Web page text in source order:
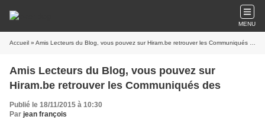
MENU
Accueil » Amis Lecteurs du Blog, vous pouvez sur Hiram.be retrouver les Communiqués des
Amis Lecteurs du Blog, vous pouvez sur
Hiram.be retrouver les Communiqués des
Publié le 18/11/2015 à 10:30
Par jean françois